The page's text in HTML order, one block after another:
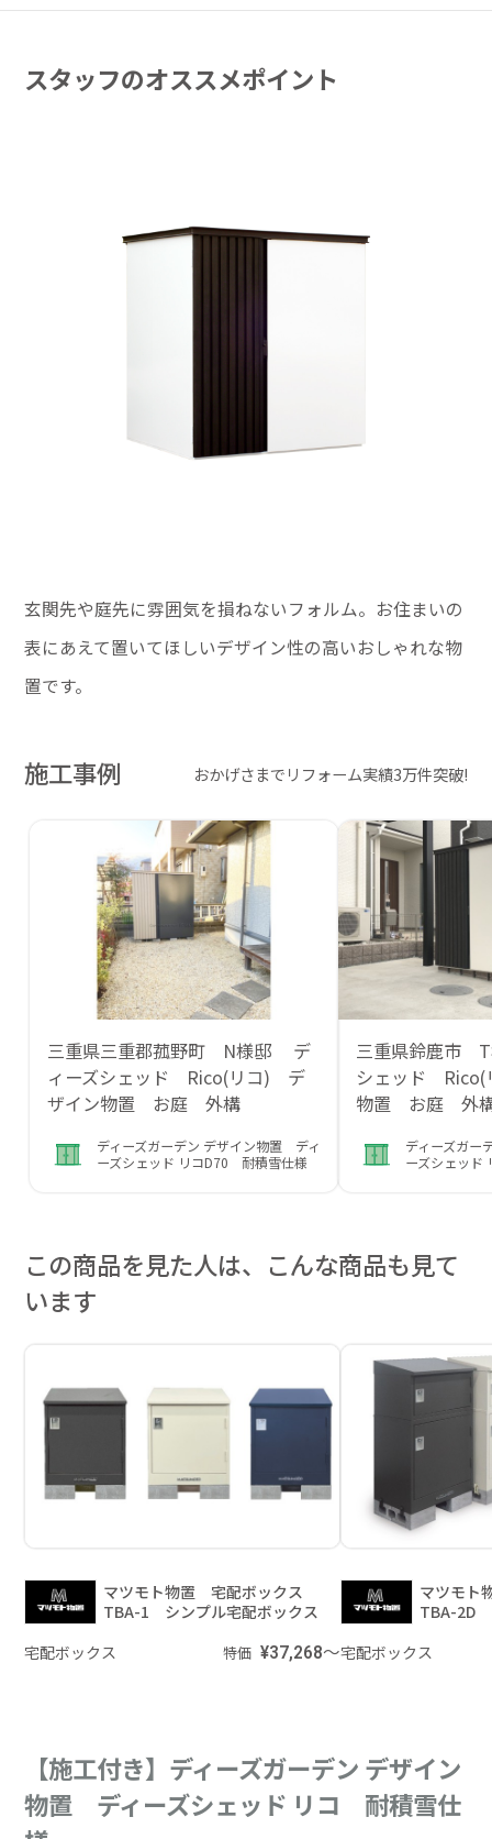
スタッフのオススメポイント
玄関先や庭先に雰囲気を損ねないフォルム。お住まいの
表にあえて置いてほしいデザイン性の高いおしゃれな物
置です。
施工事例 おかげさまでリフォーム実績3万件突破!
三重県三重郡菰野町 N様邸 デ
ィーズシェッド Rico(リコ) デ
ザイン物置 お庭 外構
ディーズガーデン デザイン物置 ディ
ーズシェッド リコD70 耐積雪仕様
三重県鈴鹿市
シェッド
物置 お庭 外
ディーズガー
ーズシェッ
この商品を見た人は、こんな商品も見て
います
マツモト物置 宅配ボックス
TBA-1 シンプル宅配ボックス
宅配ボックス
特価 ¥37,268～
マツモ
TBA-2D
宅配ボックス
【施工付き】ディーズガーデン デザイン
物置 ディーズシェッド リコ 耐積雪仕